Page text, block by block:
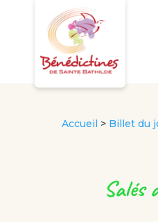
Accueil > Billet du
Salés